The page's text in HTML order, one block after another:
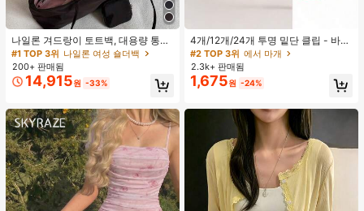
나일론 겨드랑이 토트백, 대용량 통근
숄더백, 작은 메이크업 백 포함, 펜던
트 미포함, 가벼운 일상 핸드백 (펜던
트 미포함)
#1 TOP 3위 나일론 여성 숄더백
200+ 판매됨
14,915원 -33%
4개/12개/24개 투명 밑단 클립 - 바지
밑단 끌림 방지를 위한 심리스 무봉제
조절기, 의류 수선 및 깔끔한 바지 길
이 맞춤을 위한 숨겨진 밑단 조절 클립
(랜덤 색상)
#2 TOP 3위 에서 마개
2.3k+ 판매됨
1,675원 -24%